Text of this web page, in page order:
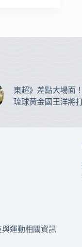
東超》差點大場面
琉球黃金國王洋將
與運動相關資訊